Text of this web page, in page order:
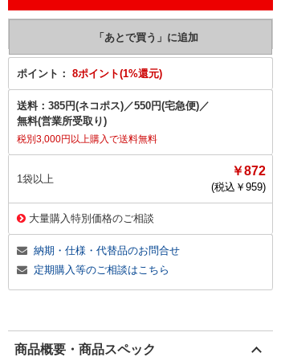
ポイント： 8ポイント(1%還元)
送料： 385円(ネコポス)／550円(宅急便)／
無料(営業所受取り)
税別3,000円以上購入で送料無料
1袋以上
￥872
(税込￥ 959)
大量購入特別価格のご相談
納期・仕様・代替品のお問合せ
定期購入等のご相談はこちら
商品概要・商品スペック